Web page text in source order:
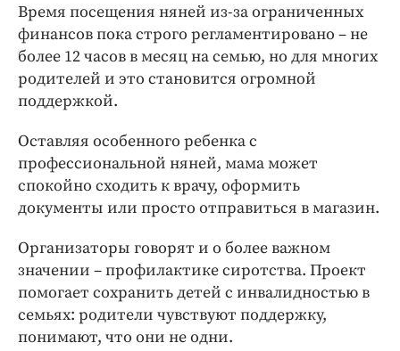
Время посещения няней из-за ограниченных
финансов пока строго регламентировано – не
более 12 часов в месяц на семью, но для многих
родителей и это становится огромной
поддержкой.
Оставляя особенного ребенка с
профессиональной няней, мама может
спокойно сходить к врачу, оформить
документы или просто отправиться в магазин.
Организаторы говорят и о более важном
значении – профилактике сиротства. Проект
помогает сохранить детей с инвалидностью в
семьях: родители чувствуют поддержку,
понимают, что они не одни.